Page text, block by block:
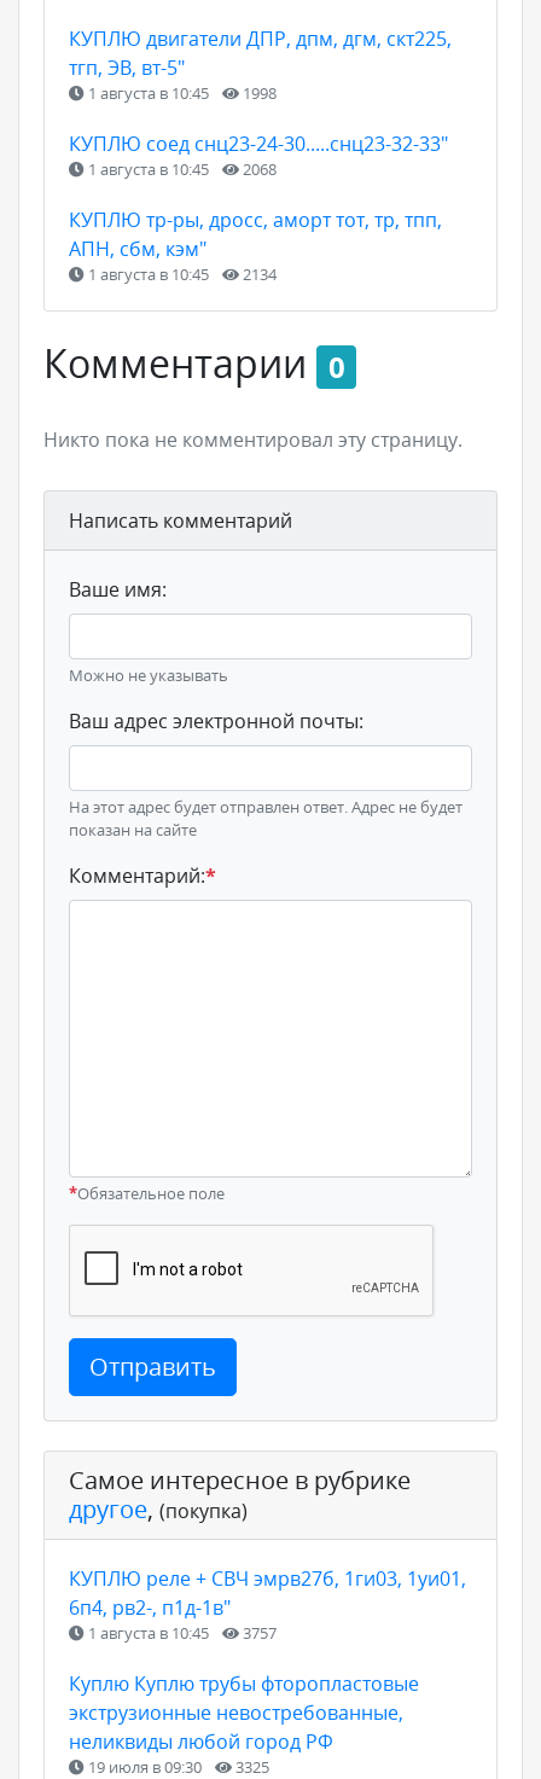
КУПЛЮ двигатели ДПР, дпм, дгм, скт225,
тгп, ЭВ, вт-5"
1 августа в 10:45 1998
КУПЛЮ соед снц23-24-30.....снц23-32-33"
1 августа в 10:45 2068
КУПЛЮ тр-ры, дросс, аморт тот, тр, тпп,
АПН, сбм, кэм"
1 августа в 10:45 2134
Комментарии 0
Никто пока не комментировал эту страницу.
Написать комментарий
Ваше имя:
Можно не указывать
Ваш адрес электронной почты:
На этот адрес будет отправлен ответ. Адрес не будет
показан на сайте
Комментарий:*
*Обязательное поле
Отправить
Самое интересное в рубрике
другое, (покупка)
КУПЛЮ реле + СВЧ эмрв27б, 1ги03, 1уи01,
6п4, рв2-, п1д-1в"
1 августа в 10:45 3757
Куплю Куплю трубы фторопластовые
экструзионные невостребованные,
неликвиды любой город РФ
19 июля в 09:30 3325